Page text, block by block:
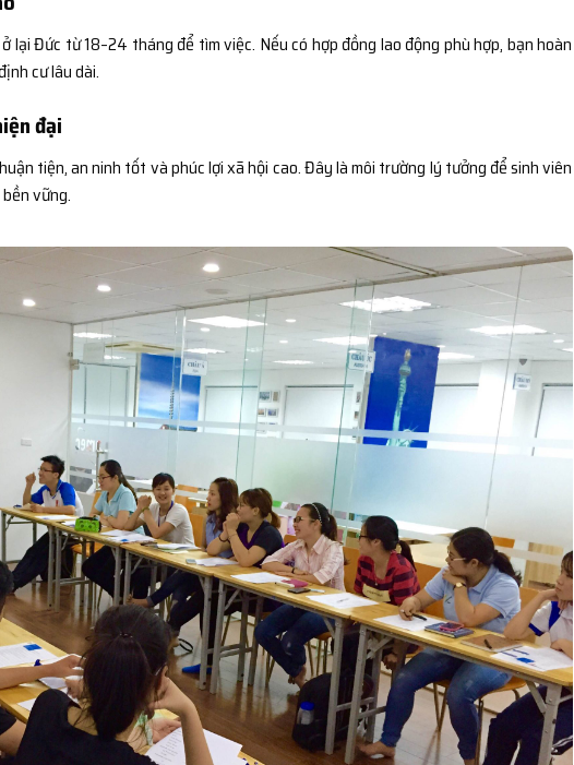
lại Đức từ 18–24 tháng để tìm việc. Nếu có hợp đồng lao động phù hợp, bạn hoàn
cư lâu dài.
đại
tiện, an ninh tốt và phúc lợi xã hội cao. Đây là môi trường lý tưởng để sinh viên
vững.